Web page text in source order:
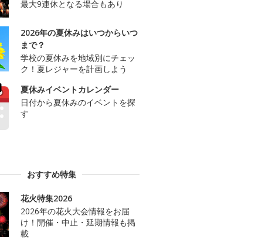
最大9連休となる場合もあり
2026年の夏休みはいつからいつ
まで？
学校の夏休みを地域別にチェッ
ク！夏レジャーを計画しよう
夏休みイベントカレンダー
日付から夏休みのイベントを探
す
おすすめ特集
花火特集2026
2026年の花火大会情報をお届
け！開催・中止・延期情報も掲
載